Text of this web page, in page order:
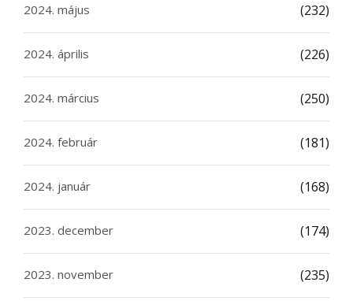
2024. május (232)
2024. április (226)
2024. március (250)
2024. február (181)
2024. január (168)
2023. december (174)
2023. november (235)